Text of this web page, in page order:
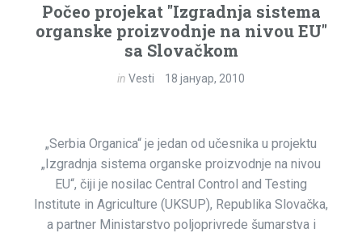
Počeo projekat "Izgradnja sistema
organske proizvodnje na nivou EU"
sa Slovačkom
in Vesti 18 јануар, 2010
„Serbia Organica“ je jedan od učesnika u projektu
„Izgradnja sistema organske proizvodnje na nivou
EU“, čiji je nosilac Central Control and Testing
Institute in Agriculture (UKSUP), Republika Slovačka,
a partner Ministarstvo poljoprivrede šumarstva i